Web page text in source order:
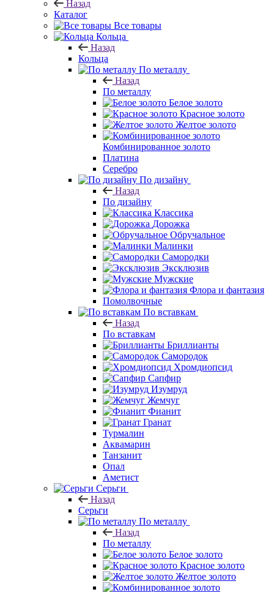
Назад
Каталог
Все товары
Кольца
Назад
Кольца
По металлу
Назад
По металлу
Белое золото
Красное золото
Желтое золото
Комбинированное золото
Платина
Серебро
По дизайну
Назад
По дизайну
Классика
Дорожка
Обручальное
Малинки
Самородки
Эксклюзив
Мужские
Флора и фантазия
Помолвочные
По вставкам
Назад
По вставкам
Бриллианты
Самородок
Хромдиопсид
Сапфир
Изумруд
Жемчуг
Фианит
Гранат
Турмалин
Аквамарин
Танзанит
Опал
Аметист
Серьги
Назад
Серьги
По металлу
Назад
По металлу
Белое золото
Красное золото
Желтое золото